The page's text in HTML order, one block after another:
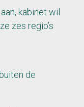
kabinet wil
zes regio’s
de